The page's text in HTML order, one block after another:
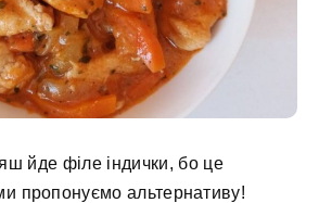
йде філе індички, бо це
пропонуємо альтернативу!